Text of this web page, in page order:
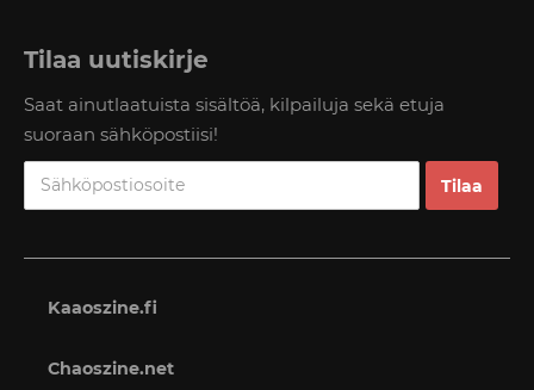
Tilaa uutiskirje
Saat ainutlaatuista sisältöä, kilpailuja sekä etuja
suoraan sähköpostiisi!
Kaaoszine.fi
Chaoszine.net